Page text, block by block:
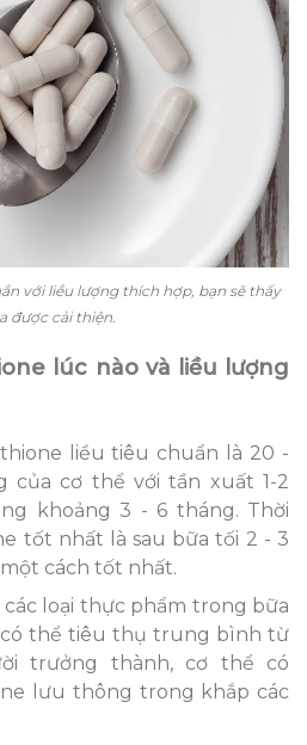
với liều lượng thích hợp, bạn sẽ thấy
được cải thiện.
lúc nào và liều lượng
liều tiêu chuẩn là 20 -
của cơ thể với tần xuất 1-2
khoảng 3 - 6 tháng. Thời
tốt nhất là sau bữa tối 2 - 3
cách tốt nhất.
loại thực phẩm trong bữa
có thể tiêu thụ trung bình từ
trưởng thành, cơ thể có
lưu thông trong khắp các